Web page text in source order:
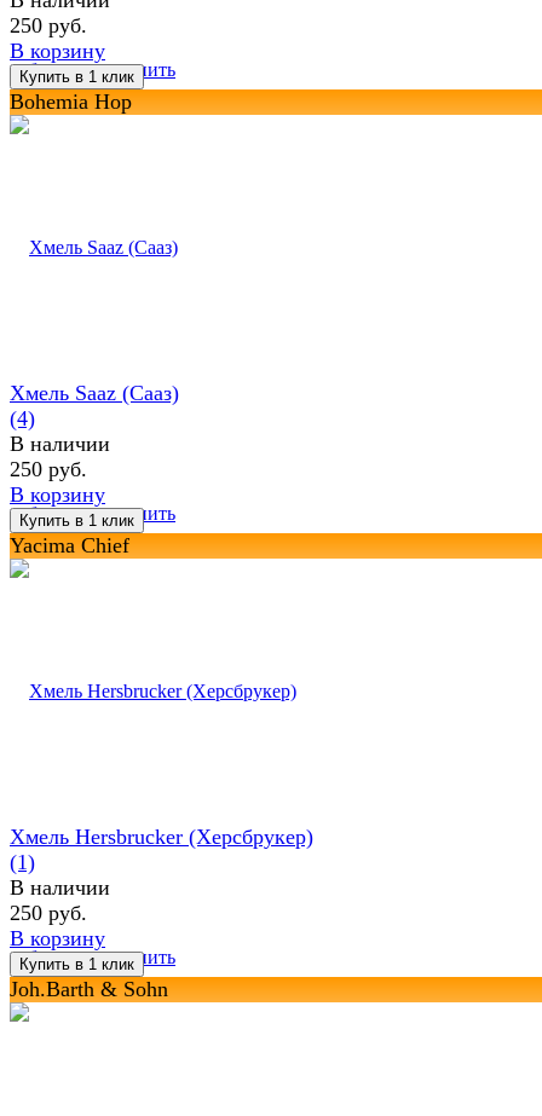
избранное сравнить
250 руб.
В корзину
Bohemia Hop
избранное сравнить
Хмель Saaz (Сааз)
(4)
В наличии
250 руб.
В корзину
Yacima Chief
избранное сравнить
Хмель Hersbrucker (Херсбрукер)
(1)
В наличии
250 руб.
В корзину
Joh.Barth & Sohn